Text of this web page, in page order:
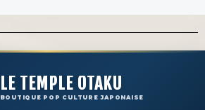
LE TEMPLE OTAKU
BOUTIQUE POP CULTURE JAPONAISE